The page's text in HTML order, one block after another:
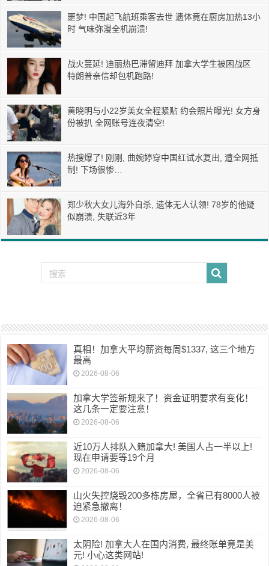
噩梦! 中国起飞航班乘客去世 遗体竟在厨房加热13小
时 气味弥漫全机崩溃!
战火蔓延! 迪丽热巴滞留迪拜 加拿大学生被困战区
特朗普亲信却包机跑路!
黄晓明与小22岁美女全程紧贴 约会照片曝光! 女方身
份被扒 全网账号连夜清空!
热搜爆了! 刚刚, 曲婉婷穿中国红试水复出, 遭全网抵
制! 下场很惨…
郑少秋大女儿海外自杀, 遗体无人认领! 78岁的他疑
似崩溃, 失联近3年
真相！加拿大平均薪资每周$1337, 这三个地方
最高
2026-08-06
加拿大学签新规来了！资金证明要求有变化！
这几条一定要注意！
2026-08-06
近10万人排队入籍加拿大! 美国人占一半以上!
现在申请要等19个月
2026-08-06
山火失控烧毁200多栋房屋，全省已有8000人被
迫紧急撤离！
2026-08-06
太阴险! 加拿大人在国内消费, 最终账单竟是美
元! 小心这类网站!